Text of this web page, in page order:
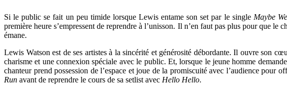
Si le public se fait un peu timide lorsque Lewis entame son set par le single Maybe
première heure s’empressent de reprendre à l’unisson. Il n’en faut pas plus pour que
émane.
Lewis Watson est de ses artistes à la sincérité et générosité débordante. Il ouvre son
charisme et une connexion spéciale avec le public. Et, lorsque le jeune homme
chanteur prend possession de l’espace et joue de la promiscuité avec l’audience pour
Run avant de reprendre le cours de sa setlist avec Hello Hello.